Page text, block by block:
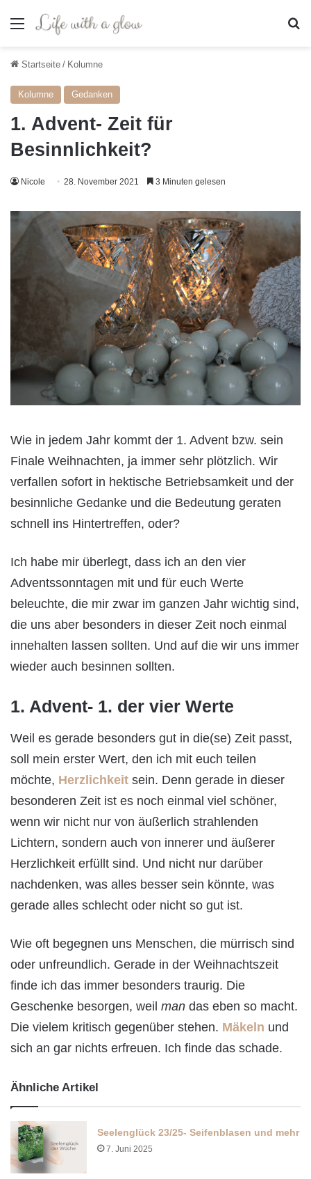
Menü
Startseite / Kolumne
Kolumne Gedanken
1. Advent- Zeit für
Besinnlichkeit?
Nicole 28. November 2021 3 Minuten gelesen
Wie in jedem Jahr kommt der 1. Advent bzw. sein
Finale Weihnachten, ja immer sehr plötzlich. Wir
verfallen sofort in hektische Betriebsamkeit und der
besinnliche Gedanke und die Bedeutung geraten
schnell ins Hintertreffen, oder?
Ich habe mir überlegt, dass ich an den vier
Adventssonntagen mit und für euch Werte
beleuchte, die mir zwar im ganzen Jahr wichtig sind,
die uns aber besonders in dieser Zeit noch einmal
innehalten lassen sollten. Und auf die wir uns immer
wieder auch besinnen sollten.
1. Advent- 1. der vier Werte
Weil es gerade besonders gut in die(se) Zeit passt,
soll mein erster Wert, den ich mit euch teilen
möchte, Herzlichkeit sein. Denn gerade in dieser
besonderen Zeit ist es noch einmal viel schöner,
wenn wir nicht nur von äußerlich strahlenden
Lichtern, sondern auch von innerer und äußerer
Herzlichkeit erfüllt sind. Und nicht nur darüber
nachdenken, was alles besser sein könnte, was
gerade alles schlecht oder nicht so gut ist.
Wie oft begegnen uns Menschen, die mürrisch sind
oder unfreundlich. Gerade in der Weihnachtszeit
finde ich das immer besonders traurig. Die
Geschenke besorgen, weil man das eben so macht.
Die vielem kritisch gegenüber stehen. Mäkeln und
sich an gar nichts erfreuen. Ich finde das schade.
Ähnliche Artikel
Seelenglück 23/25- Seifenblasen und mehr
7. Juni 2025